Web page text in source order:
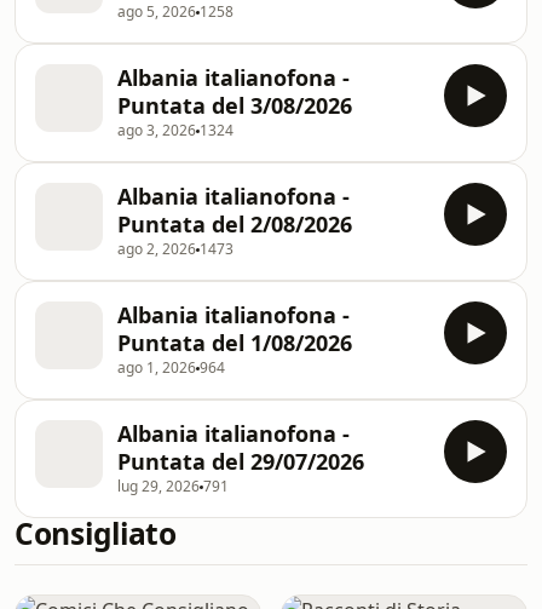
ago 5, 2026 1258
Albania italianofona -
Puntata del 3/08/2026
ago 3, 2026 1324
Albania italianofona -
Puntata del 2/08/2026
ago 2, 2026 1473
Albania italianofona -
Puntata del 1/08/2026
ago 1, 2026964
Albania italianofona -
Puntata del 29/07/2026
lug 29, 2026791
Consigliato